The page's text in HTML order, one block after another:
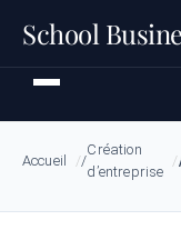
School
Accueil
Création
d’entreprise